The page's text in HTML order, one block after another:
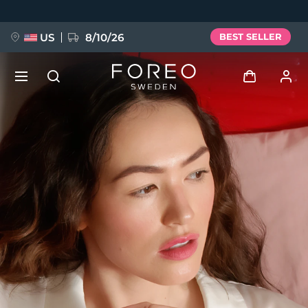
US 8/10/26 BEST SELLER
Accedi
Profilo utente
I miei dispositivi
I miei ordini
I miei indirizzi
I miei abbonamenti
FAQ™ Pure Beauty-Tech Elixir
BREAKING NEWS
issa™ Teeth Whitening Set
Lingua
English Deutsch
Español
Français
Português
Polski
Svenska
Русский
Türkçe
简体中文 繁體中文